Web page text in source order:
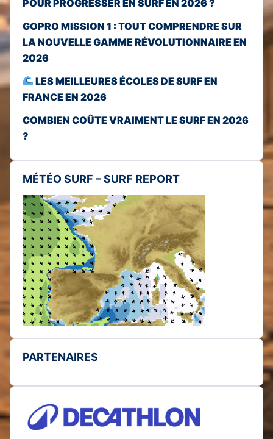
POUR PROGRESSER EN SURF EN 2026 ?
GOPRO MISSION 1 : TOUT COMPRENDRE SUR
LA NOUVELLE GAMME RÉVOLUTIONNAIRE EN
2026
LES MEILLEURES ÉCOLES DE SURF EN
FRANCE EN 2026
COMBIEN COÛTE VRAIMENT LE SURF EN 2026
?
MÉTÉO SURF – SURF REPORT
PARTENAIRES